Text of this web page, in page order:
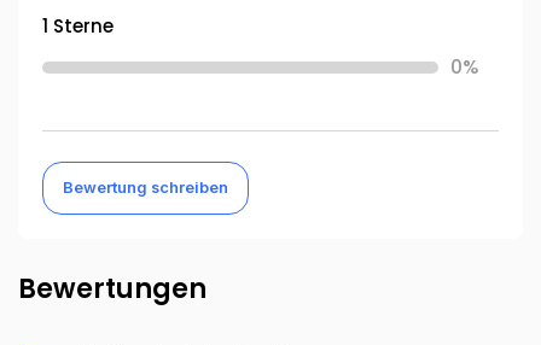
1 Sterne
0%
Bewertung schreiben
Bewertungen